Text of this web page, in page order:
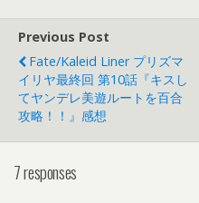
Previous Post
Fate/kaleid Liner プリズマ
イリヤ最終回 第10話『キスし
てヤンデレ美遊ルートを百合
攻略！！』感想
7 responses